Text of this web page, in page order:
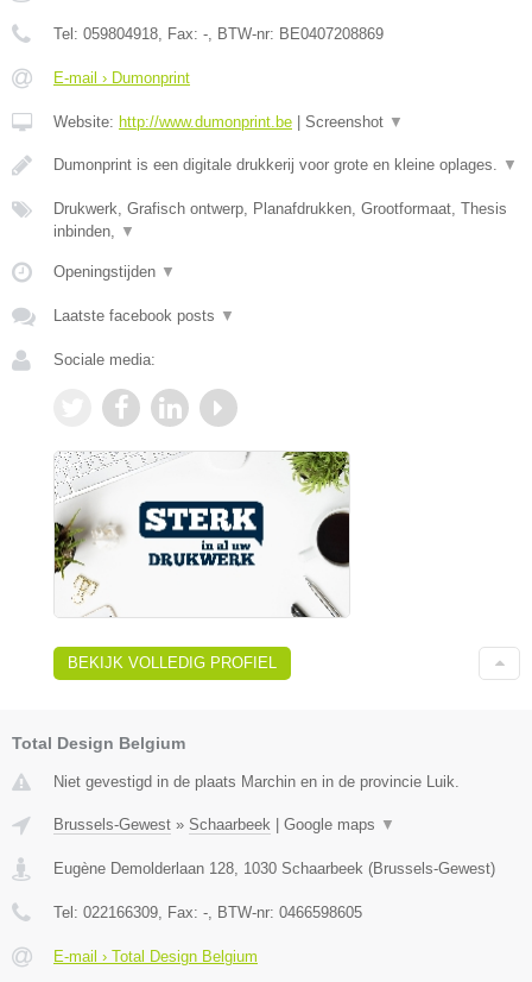
Tel: 059804918 , Fax: - , BTW-nr: BE0407208869
E-mail › Dumonprint
Website: http://www.dumonprint.be Screenshot ▼
Dumonprint is een digitale drukkerij voor grote en kleine oplages. ▼
Drukwerk, Grafisch ontwerp, Planafdrukken, Grootformaat, Thesis
inbinden,
▼
Openingstijden ▼
Laatste facebook posts ▼
Sociale media:
BEKIJK VOLLEDIG PROFIEL
Total Design Belgium
Niet gevestigd in de plaats Marchin en in de provincie Luik.
Brussels-Gewest » Schaarbeek | Google maps ▼
Eugène Demolderlaan 128 1030 Schaarbeek (Brussels-Gewest)
Tel: 022166309 , Fax: - , BTW-nr: 0466598605
E-mail › Total Design Belgium